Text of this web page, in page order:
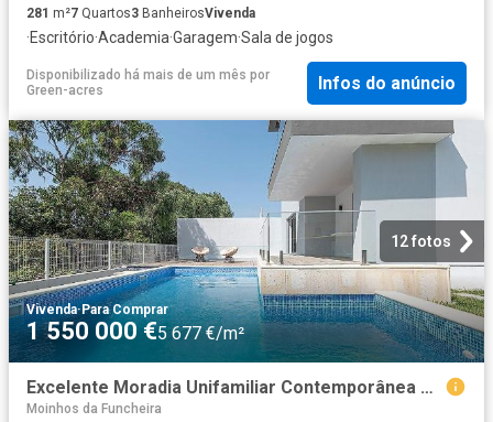
281 m²7 Quartos3 BanheirosVivenda
·Escritório·Academia·Garagem·Sala de jogos
Disponibilizado há mais de um mês por
Green-acres
Infos do anúncio
12 fotos
Vivenda·Para Comprar
1 550 000 €5 677 €/m²
Excelente Moradia Unifamiliar Contemporânea T5 a estrear com. 273m² Porto salvo e barcarena
Moinhos da Funcheira